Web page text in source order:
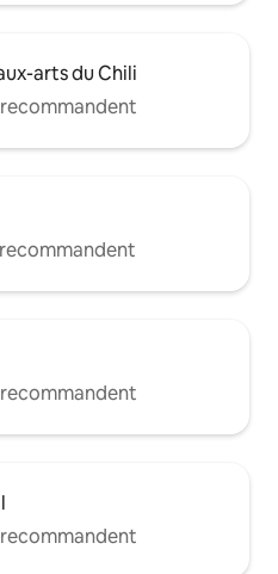
arts du Chili